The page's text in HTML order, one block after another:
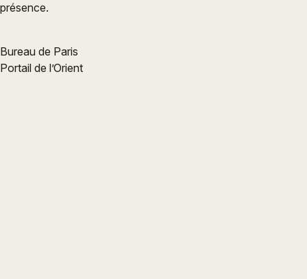
présence.
Bureau de Paris
Portail de l’Orient